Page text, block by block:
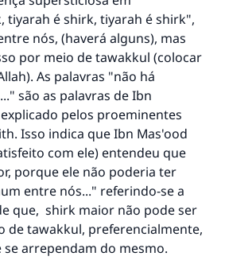
tiyarah é shirk, tiyarah é shirk",
nós, (haverá alguns), mas
por meio de tawakkul (colocar
As palavras "não há
são as palavras de Ibn
pelos proeminentes
Isso indica que Ibn Mas'ood
com ele) entendeu que
porque ele não poderia ter
entre nós..." referindo-se a
que, shirk maior não pode ser
de tawakkul, preferencialmente,
arrependam do mesmo.